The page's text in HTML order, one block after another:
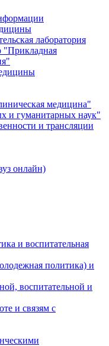
лаборатория
"Прикладная
медицина"
и гуманитарных наук"
и трансляции
онлайн)
и воспитательная
политика) и
воспитательной и
и связям с